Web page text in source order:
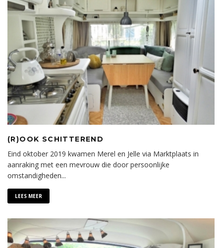
(R)OOK SCHITTEREND
Eind oktober 2019 kwamen Merel en Jelle via Marktplaats in
aanraking met een mevrouw die door persoonlijke
omstandigheden...
LEES MEER